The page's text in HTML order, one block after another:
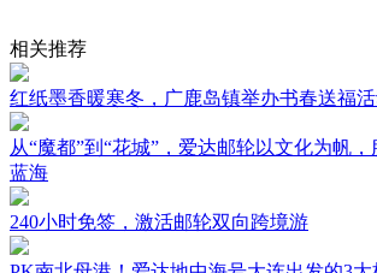
相关推荐
红纸墨香暖寒冬，广鹿岛镇举办书春送福
从“魔都”到“花城”，爱达邮轮以文化为帆
蓝海
240小时免签，激活邮轮双向跨境游